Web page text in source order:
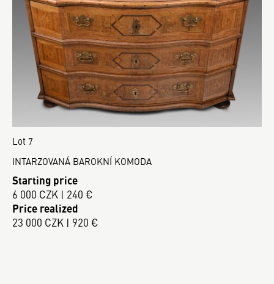
Lot 7
INTARZOVANÁ BAROKNÍ KOMODA
Starting price
6 000 CZK | 240 €
Price realized
23 000 CZK | 920 €